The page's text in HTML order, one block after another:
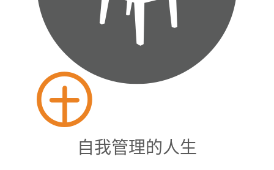
自我管理的人生